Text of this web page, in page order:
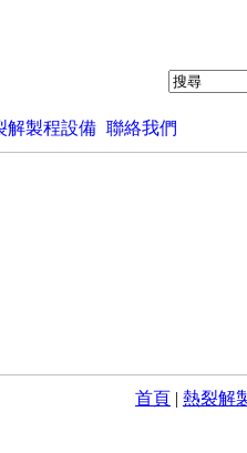
解製程設備 聯絡我們
首頁 | 熱裂解